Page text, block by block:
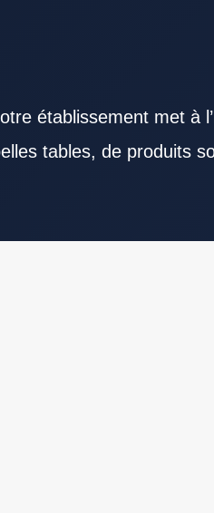
établissement met à
tables, de produits